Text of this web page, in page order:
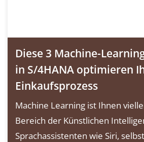
Diese 3 Machine-
in S/4HANA optimieren
Einkaufsprozess
Machine Learning ist Ihnen
Bereich der Künstlichen
Sprachassistenten wie Siri,